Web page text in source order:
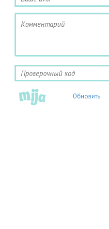
Обновить